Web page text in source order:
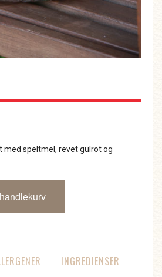
med speltmel, revet gulrot og
INGREDIENSER